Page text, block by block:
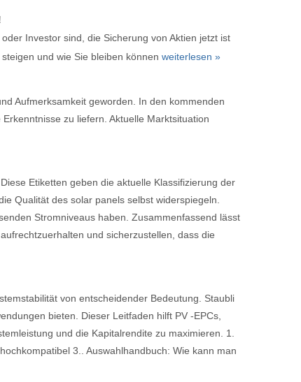
Investor sind, die Sicherung von Aktien jetzt ist
und wie Sie bleiben können weiterlesen »
Aufmerksamkeit geworden. In den kommenden
zu liefern. Aktuelle Marktsituation
Etiketten geben die aktuelle Klassifizierung der
Qualität des solar panels selbst widerspiegeln.
Stromniveaus haben. Zusammenfassend lässt
und sicherzustellen, dass die
von entscheidender Bedeutung. Staubli
bieten. Dieser Leitfaden hilft PV -EPCs,
und die Kapitalrendite zu maximieren. 1.
3.. Auswahlhandbuch: Wie kann man